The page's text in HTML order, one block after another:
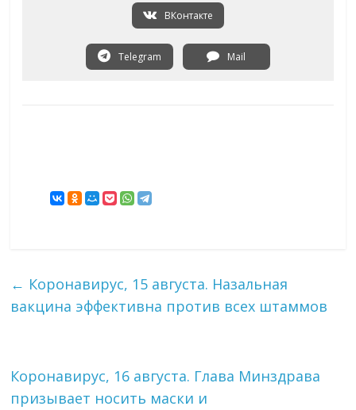
ВКонтакте
Telegram Mail
← Коронавирус, 15 августа. Назальная
вакцина эффективна против всех штаммов
Коронавирус, 16 августа. Глава Минздрава
призывает носить маски и